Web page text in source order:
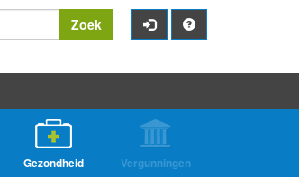
Zoek
Gezondheid Vergunningen